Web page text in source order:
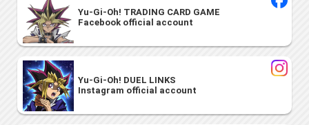
Yu-Gi-Oh! TRADING CARD GAME
Facebook official account
Yu-Gi-Oh! DUEL LINKS
Instagram official account